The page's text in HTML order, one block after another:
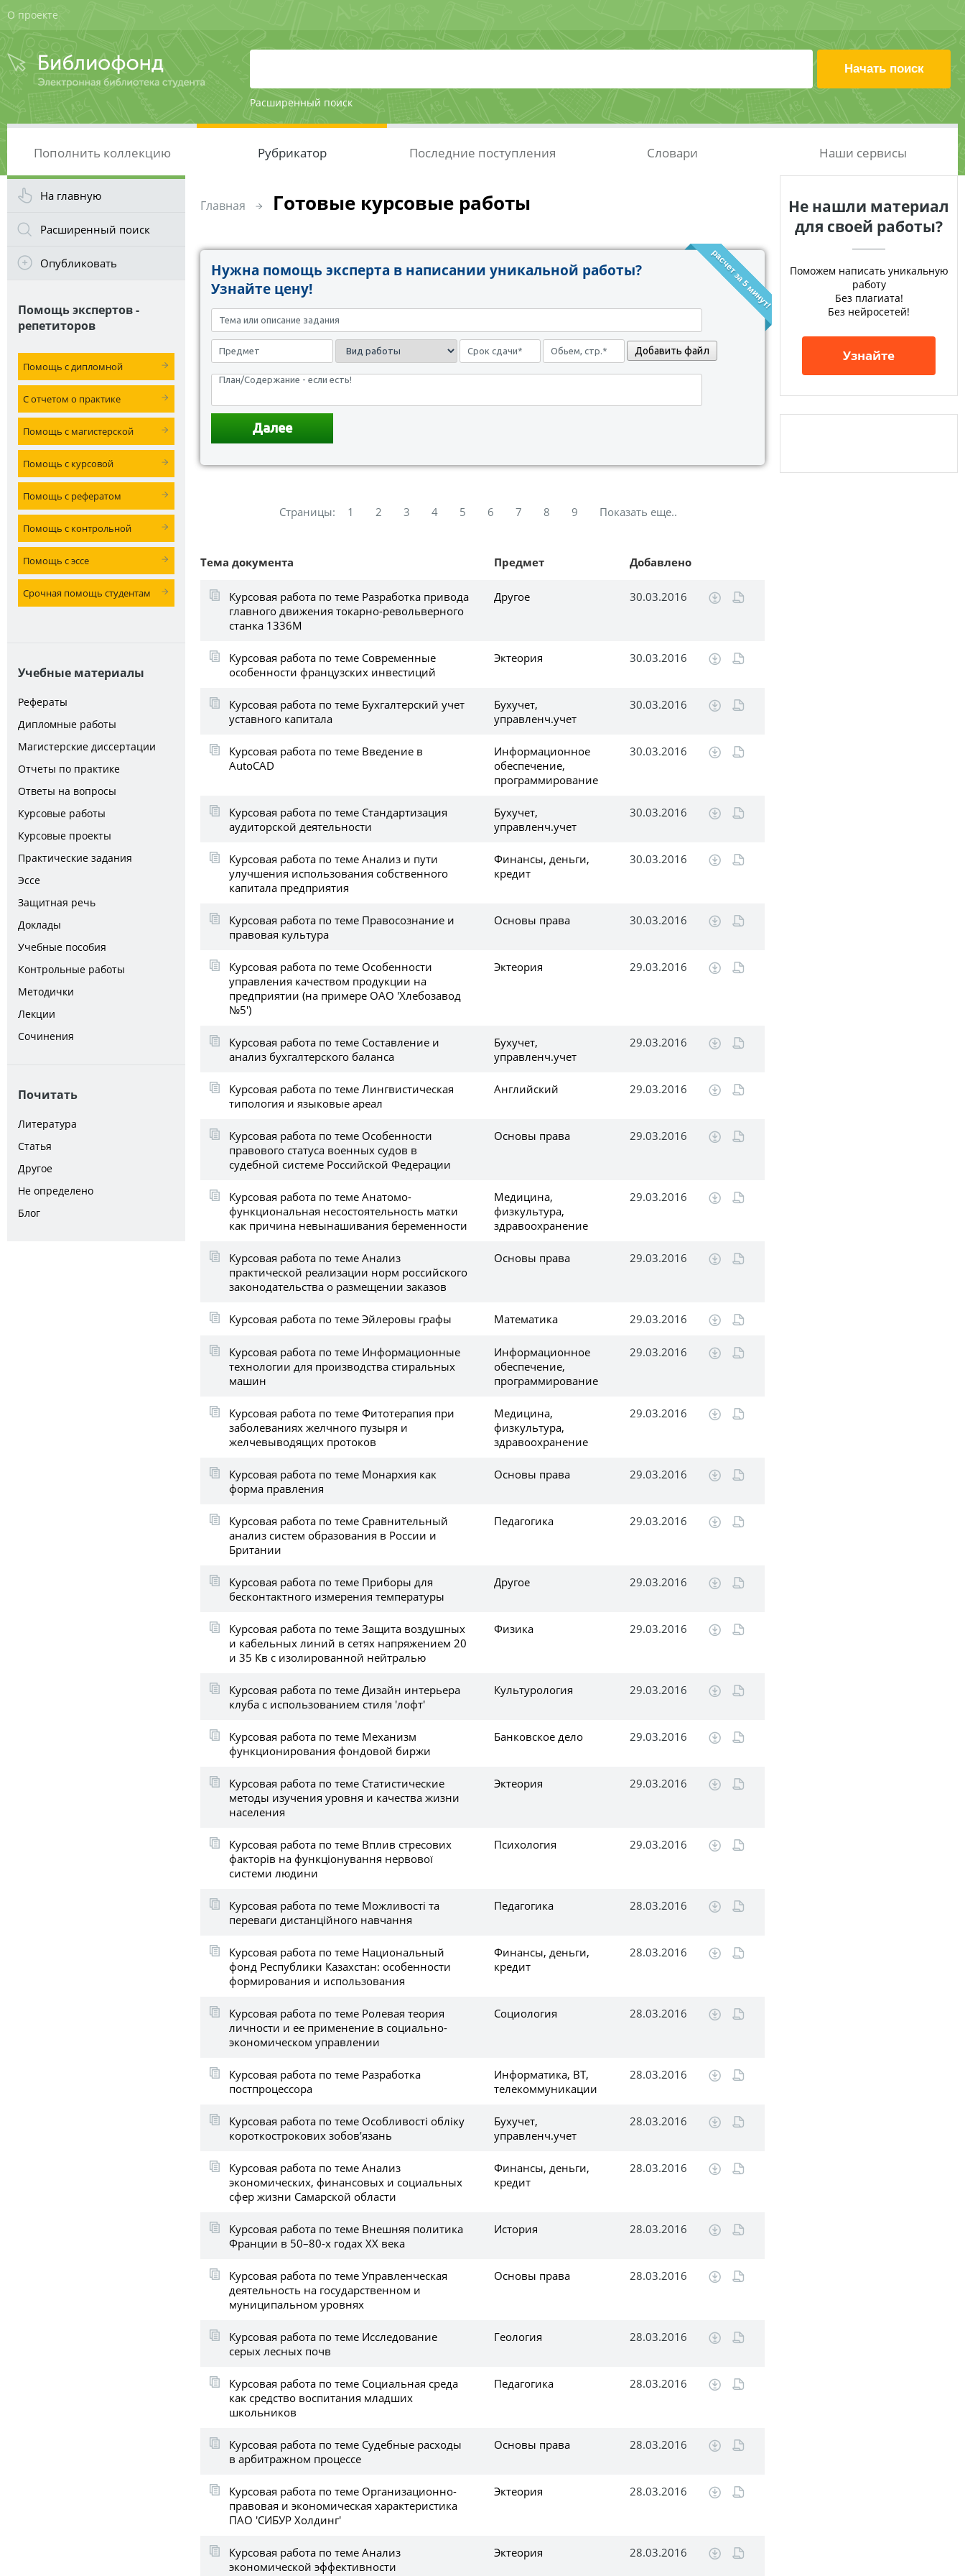
О проекте
Расширенный поиск
Пополнить коллекцию Рубрикатор Последние поступления Словари Наши сервисы
На главную
Расширенный поиск
Опубликовать
Помощь экспертов -
репетиторов
Помощь с дипломной
С отчетом о практике
Помощь с магистерской
Помощь с курсовой
Помощь с рефератом
Помощь с контрольной
Помощь с эссе
Срочная помощь студентам
Учебные материалы
Рефераты
Дипломные работы
Магистерские диссертации
Отчеты по практике
Ответы на вопросы
Курсовые работы
Курсовые проекты
Практические задания
Эссе
Защитная речь
Доклады
Учебные пособия
Контрольные работы
Методички
Лекции
Сочинения
Почитать
Литература
Статья
Другое
Не определено
Блог
Главная Готовые курсовые работы
расчет за 5 минут!
Нужна помощь эксперта в написании уникальной работы?
Узнайте цену!
Добавить файл
Страницы: 1 2 3 4 5 6 7 8 9 Показать еще..
Тема документа Предмет Добавлено
Курсовая работа по теме Разработка привода
главного движения токарно-револьверного
станка 1336М
Другое 30.03.2016
Курсовая работа по теме Современные
особенности французских инвестиций
Эктеория 30.03.2016
Курсовая работа по теме Бухгалтерский учет
уставного капитала
Бухучет,
управленч.учет
30.03.2016
Курсовая работа по теме Введение в
AutoCAD
Информационное
обеспечение,
программирование
30.03.2016
Курсовая работа по теме Стандартизация
аудиторской деятельности
Бухучет,
управленч.учет
30.03.2016
Курсовая работа по теме Анализ и пути
улучшения использования собственного
капитала предприятия
Финансы, деньги,
кредит
30.03.2016
Курсовая работа по теме Правосознание и
правовая культура
Основы права 30.03.2016
Курсовая работа по теме Особенности
управления качеством продукции на
предприятии (на примере ОАО 'Хлебозавод
№5')
Эктеория 29.03.2016
Курсовая работа по теме Составление и
анализ бухгалтерского баланса
Бухучет,
управленч.учет
29.03.2016
Курсовая работа по теме Лингвистическая
типология и языковые ареал
Английский 29.03.2016
Курсовая работа по теме Особенности
правового статуса военных судов в
судебной системе Российской Федерации
Основы права 29.03.2016
Курсовая работа по теме Анатомо-
функциональная несостоятельность матки
как причина невынашивания беременности
Медицина,
физкультура,
здравоохранение
29.03.2016
Курсовая работа по теме Анализ
практической реализации норм российского
законодательства о размещении заказов
Основы права 29.03.2016
Курсовая работа по теме Эйлеровы графы Математика 29.03.2016
Курсовая работа по теме Информационные
технологии для производства стиральных
машин
Информационное
обеспечение,
программирование
29.03.2016
Курсовая работа по теме Фитотерапия при
заболеваниях желчного пузыря и
желчевыводящих протоков
Медицина,
физкультура,
здравоохранение
29.03.2016
Курсовая работа по теме Монархия как
форма правления
Основы права 29.03.2016
Курсовая работа по теме Сравнительный
анализ систем образования в России и
Британии
Педагогика 29.03.2016
Курсовая работа по теме Приборы для
бесконтактного измерения температуры
Другое 29.03.2016
Курсовая работа по теме Защита воздушных
и кабельных линий в сетях напряжением 20
и 35 Кв с изолированной нейтралью
Физика 29.03.2016
Курсовая работа по теме Дизайн интерьера
клуба с использованием стиля 'лофт'
Культурология 29.03.2016
Курсовая работа по теме Механизм
функционирования фондовой биржи
Банковское дело 29.03.2016
Курсовая работа по теме Статистические
методы изучения уровня и качества жизни
населения
Эктеория 29.03.2016
Курсовая работа по теме Вплив стресових
факторів на функціонування нервової
системи людини
Психология 29.03.2016
Курсовая работа по теме Можливості та
переваги дистанційного навчання
Педагогика 28.03.2016
Курсовая работа по теме Национальный
фонд Республики Казахстан: особенности
формирования и использования
Финансы, деньги,
кредит
28.03.2016
Курсовая работа по теме Ролевая теория
личности и ее применение в социально-
экономическом управлении
Социология 28.03.2016
Курсовая работа по теме Разработка
постпроцессора
Информатика, ВТ,
телекоммуникации
28.03.2016
Курсовая работа по теме Особливості обліку
короткострокових зобов’язань
Бухучет,
управленч.учет
28.03.2016
Курсовая работа по теме Анализ
экономических, финансовых и социальных
сфер жизни Самарской области
Финансы, деньги,
кредит
28.03.2016
Курсовая работа по теме Внешняя политика
Франции в 50–80-x годах ХХ века
История 28.03.2016
Курсовая работа по теме Управленческая
деятельность на государственном и
муниципальном уровнях
Основы права 28.03.2016
Курсовая работа по теме Исследование
серых лесных почв
Геология 28.03.2016
Курсовая работа по теме Социальная среда
как средство воспитания младших
школьников
Педагогика 28.03.2016
Курсовая работа по теме Судебные расходы
в арбитражном процессе
Основы права 28.03.2016
Курсовая работа по теме Организационно-
правовая и экономическая характеристика
ПАО 'СИБУР Холдинг'
Эктеория 28.03.2016
Курсовая работа по теме Анализ
экономической эффективности
Эктеория 28.03.2016
Не нашли материал
для своей работы?
Поможем написать уникальную
работу
Без плагиата!
Без нейросетей!
Узнайте